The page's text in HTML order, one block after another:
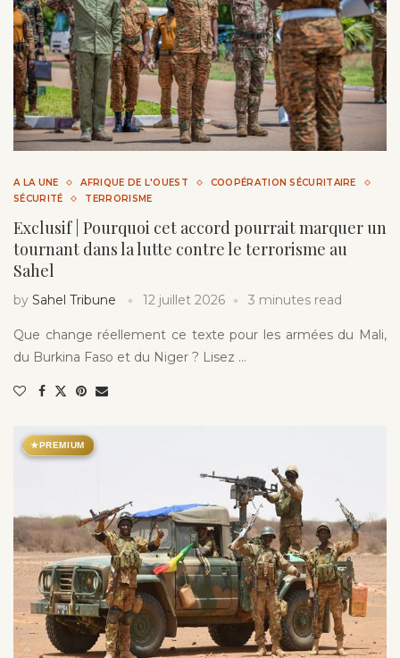
A LA UNE AFRIQUE DE L'OUEST
COOPÉRATION SÉCURITAIRE
SÉCURITÉ
TERRORISME
Exclusif | Pourquoi cet accord pourrait marquer un
tournant dans la lutte contre le terrorisme au
Sahel
by Sahel Tribune 12 juillet 2026 3 minutes read
Que change réellement ce texte pour les armées du Mali,
du Burkina Faso et du Niger ? Lisez …
★PREMIUM